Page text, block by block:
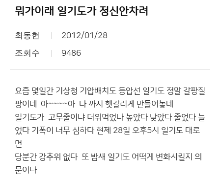
뭐가이래 일기도가 정신안차려
최동현 2012/01/28
조회수 9486
요즘 몇일간 기상청 기압배치도 등압선 일기도 정말 갈팡질
팡이네 아~~~~아 나 까지 헷갈리게 만들어놓네
일기도가 고무줄이냐 더위먹었나 높았다 낮았다 줄었다 늘
었다 기폭이 너무 심하다 현제 28일 오후5시 일기도 대로
면
당분간 강추위 없다 또 밤새 일기도 어떡게 변화시킬지 의
문이다